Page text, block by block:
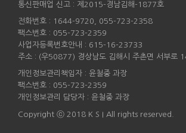
통신판매업 신고 : 제2015-경남김해-1877호
전화번호 : 1644-9720, 055-723-2358
팩스번호 : 055-723-2359
사업자등록번호안내 : 615-16-23733
주소 : (우50877) 경상남도 김해시 주촌면 서부로
개인정보관리책임자 : 윤철중 과장
팩스번호 : 055-723-2359
개인정보관리 담당자 : 윤철중 과장
Copyright ⓒ 2018 K S I All rights reserved.